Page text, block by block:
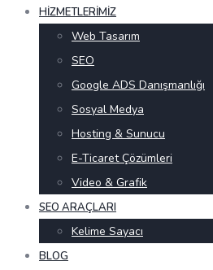
HIZMETLERIMIZ
Web Tasarım
SEO
Google ADS Danışmanlığı
Sosyal Medya
Hosting & Sunucu
E-Ticaret Çözümleri
Video & Grafik
SEO ARAÇLARI
Kelime Sayacı
BLOG